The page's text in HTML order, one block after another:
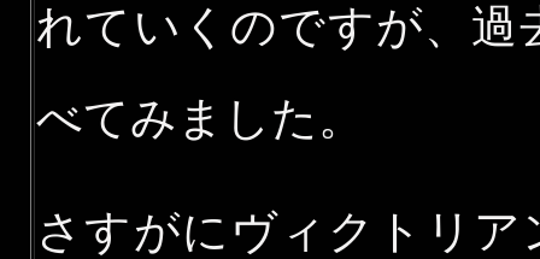
れていくのですが、過
べてみました。
さすがにヴィクトリ